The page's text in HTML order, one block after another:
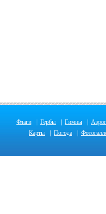
Флаги Гербы Гимны
Карты
Погода